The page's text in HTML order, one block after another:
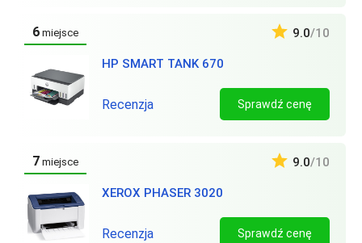
6 miejsce
HP SMART TANK 670
9.0/10
Recenzja Sprawdź cenę
7 miejsce
XEROX PHASER 3020
9.0/10
Recenzja Sprawdź cenę